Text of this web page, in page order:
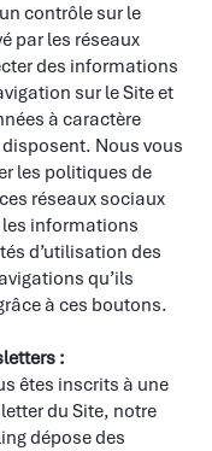
contrôle sur le
par les réseaux
des informations
sur le Site et
à caractère
Nous vous
les politiques de
réseaux sociaux
les informations
d’utilisation des
qu’ils
à ces boutons.
:
êtes inscrits à une
du Site, notre
dépose des